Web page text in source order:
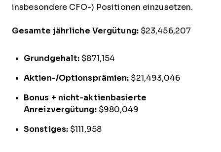
insbesondere CFO-) Positionen einzusetzen.
Gesamte jährliche Vergütung: $23,456,207
Grundgehalt: $871,154
Aktien-/Optionsprämien: $21,493,046
Bonus + nicht-aktienbasierte
Anreizvergütung:$980,049
Sonstiges: $111,958